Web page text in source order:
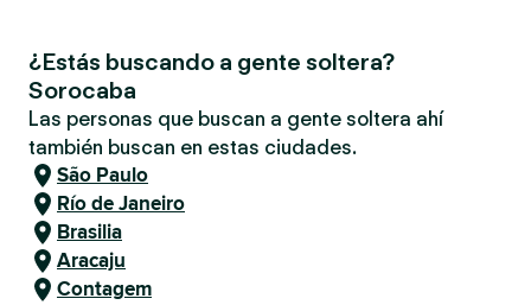
¿Estás buscando a gente soltera?
Sorocaba
Las personas que buscan a gente soltera ahí
también buscan en estas ciudades.
São Paulo
Río de Janeiro
Brasilia
Aracaju
Contagem